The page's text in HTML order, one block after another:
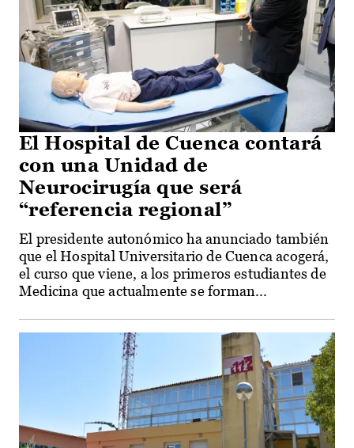
El Hospital de Cuenca contará
con una Unidad de
Neurocirugía que será
“referencia regional”
El presidente autonómico ha anunciado también
que el Hospital Universitario de Cuenca acogerá,
el curso que viene, a los primeros estudiantes de
Medicina que actualmente se forman...